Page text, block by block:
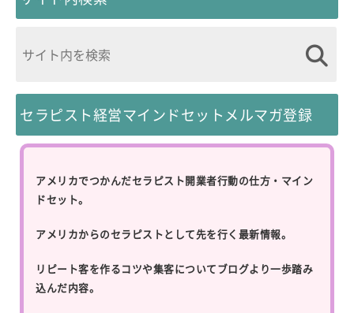
セラピスト経営マインドセットメルマガ登録
アメリカでつかんだセラピスト開業者行動の仕方・マイン
ドセット。
アメリカからのセラピストとして先を行く最新情報。
リピート客を作るコツや集客についてブログより一歩踏み
込んだ内容。